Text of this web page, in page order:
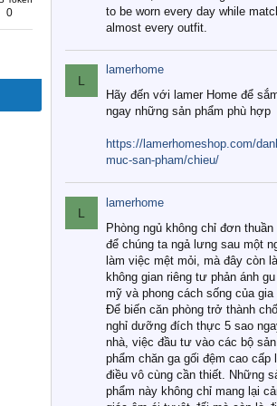
0
to be worn every day while
almost every outfit.
L
lamerhome
Hãy đến với lamer Home để
ngay những sản phẩm phù hợp
https://lamerhomeshop.com/
muc-san-pham/chieu/
L
lamerhome
Phòng ngủ không chỉ đơn
để chúng ta ngả lưng sau một
làm việc mệt mỏi, mà đây còn là
không gian riêng tư phản ánh
mỹ và phong cách sống của gia
Để biến căn phòng trở thành
nghỉ dưỡng đích thực 5 sao
nhà, việc đầu tư vào các bộ sản
phẩm chăn ga gối đệm cao cấp
điều vô cùng cần thiết. Những
phẩm này không chỉ mang lại